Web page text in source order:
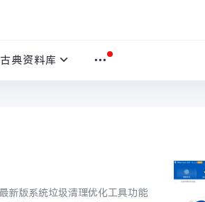
古典资料库
新版系统垃圾清理优化工具功能